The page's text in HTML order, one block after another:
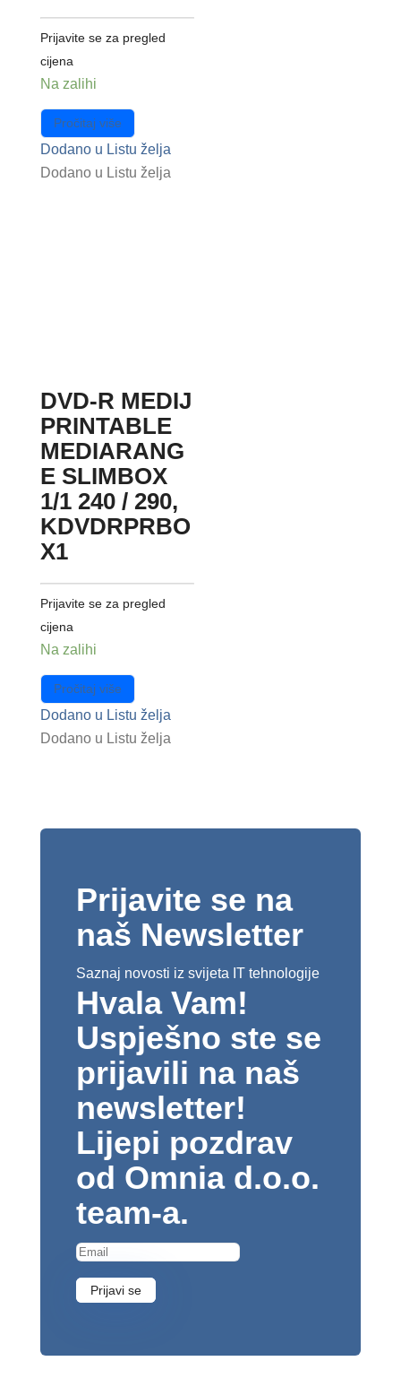
Prijavite se za pregled
cijena
Na zalihi
Pročitaj više
Dodano u Listu želja
Dodano u Listu želja
DVD-R MEDIJ
PRINTABLE
MEDIARANG
E SLIMBOX
1/1 240 / 290,
KDVDRPRBO
X1
Prijavite se za pregled
cijena
Na zalihi
Pročitaj više
Dodano u Listu želja
Dodano u Listu želja
Prijavite se na
naš Newsletter
Saznaj novosti iz svijeta IT tehnologije
Hvala Vam!
Uspješno ste se
prijavili na naš
newsletter!
Lijepi pozdrav
od Omnia d.o.o.
team-a.
Prijavi se